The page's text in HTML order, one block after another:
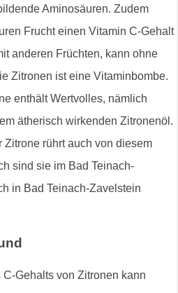
Aminosäuren. Zudem
Frucht einen Vitamin C-Gehalt
anderen Früchten, kann ohne
Zitronen ist eine Vitaminbombe.
enthält Wertvolles, nämlich
ätherisch wirkenden Zitronenöl.
Zitrone rührt auch von diesem
sind sie im Bad Teinach-
in Bad Teinach-Zavelstein
Gehalts von Zitronen kann